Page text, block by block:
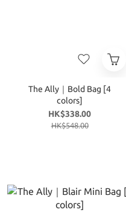
The Ally｜Bold Bag [4
colors]
HK$338.00
HK$548.00